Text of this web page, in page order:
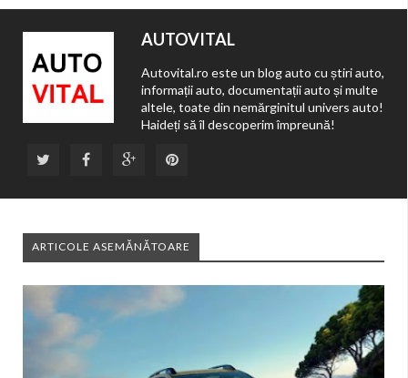
AUTOVITAL
Autovital.ro este un blog auto cu știri auto,
informații auto, documentații auto și multe
altele, toate din nemărginitul univers auto!
Haideți să îl descoperim împreună!
ARTICOLE ASEMĂNĂTOARE